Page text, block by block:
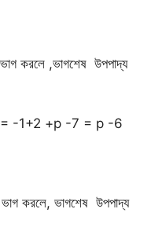
করলে ,ভাগশেষ উপপাদ্য
-1+2 +p -7 = p -6
করলে, ভাগশেষ উপপাদ্য